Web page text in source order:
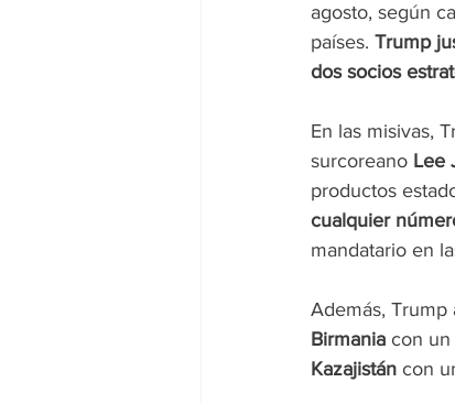
agosto, según
países. Trump
dos socios
En las misivas,
surcoreano Lee
productos
cualquier
mandatario en
Además,
Birmania con un
Kazajistán con